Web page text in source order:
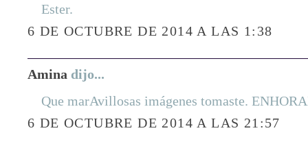
Ester.
6 DE OCTUBRE DE 2014 A LAS 1:38
Amina dijo...
Que marAvillosas imágenes tomaste.
6 DE OCTUBRE DE 2014 A LAS 21:57